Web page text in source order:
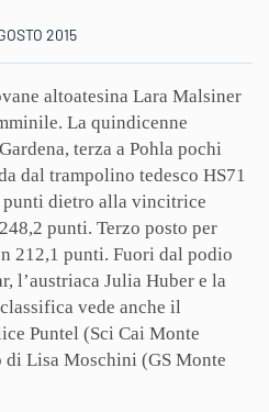
2015
altoatesina Lara Malsiner
La quindicenne
terza a Pohla pochi
dal trampolino tedesco HS71
dietro alla vincitrice
punti. Terzo posto per
212,1 punti. Fuori dal podio
l’austriaca Julia Huber e la
vede anche il
Puntel (Sci Cai Monte
Lisa Moschini (GS Monte